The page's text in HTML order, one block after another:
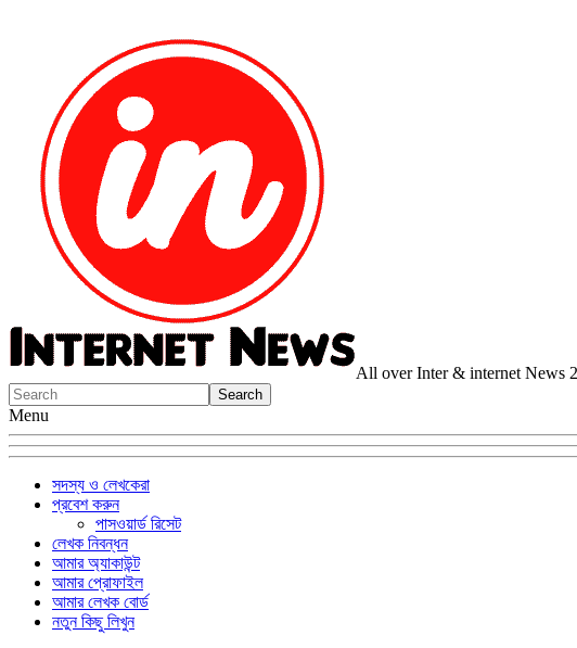
All over Inter & internet News
Menu
সদস্য ও লেখকেরা
প্রবেশ করুন
পাসওয়ার্ড রিসেট
লেখক নিবন্ধন
আমার অ্যাকাউন্ট
আমার প্রোফাইল
আমার লেখক বোর্ড
নতুন কিছু লিখুন